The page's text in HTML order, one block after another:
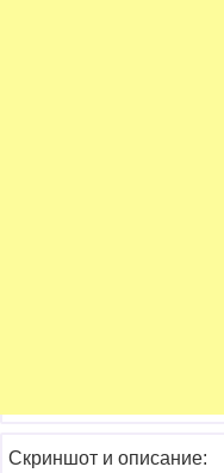
Скриншот и описание: